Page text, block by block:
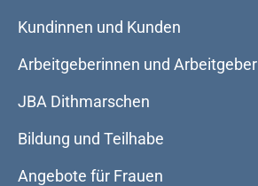
Kundinnen und Kunden
Arbeitgeberinnen und Arbeitgeber
JBA Dithmarschen
Bildung und Teilhabe
Angebote für Frauen